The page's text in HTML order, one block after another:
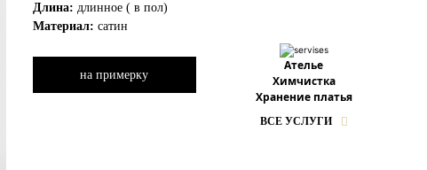
Ателье
Химчистка
Хранение платья
ВСЕ УСЛУГИ
Длина:длинное ( в пол)
Материал:сатин
на примерку